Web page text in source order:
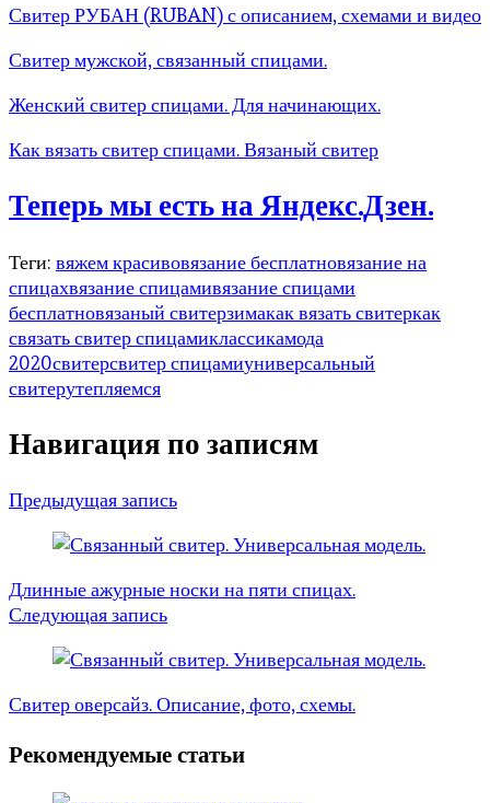
Свитер РУБАН (RUBAN) с описанием, схемами и видео
Свитер мужской, связанный спицами.
Женский свитер спицами. Для начинающих.
Как вязать свитер спицами. Вязаный свитер
Теперь мы есть на Яндекс.Дзен.
Теги: вяжем красивовязание бесплатновязание на
спицахвязание спицамивязание спицами
бесплатновязаный свитерзимакак вязать свитеркак
связать свитер спицамиклассикамода
2020свитерсвитер спицамиуниверсальный
свитерутепляемся
Навигация по записям
Предыдущая запись
Длинные ажурные носки на пяти спицах.
Следующая запись
Свитер оверсайз. Описание, фото, схемы.
Рекомендуемые статьи